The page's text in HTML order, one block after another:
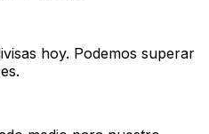
hoy. Podemos superar